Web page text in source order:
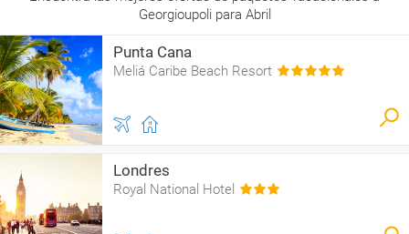
Georgioupoli para Abril
Punta Cana
Meliá Caribe Beach Resort
Londres
Royal National Hotel